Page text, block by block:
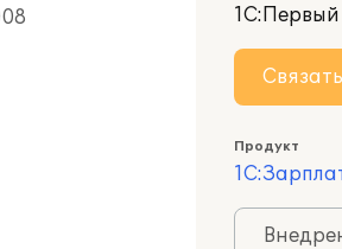
1С:Первый
Продукт